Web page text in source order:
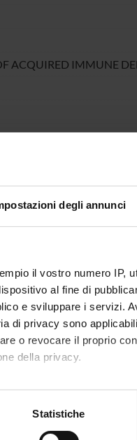
degli annunci
il vostro numero IP,
al fine di
e sviluppare i servizi.
di privacy sono
o revocare il proprio
della privacy.
un'approssimazione di
Statistiche
ACQUIRED IMMUNE
& Wilkins:530
EMAIL:
antibodyAIDS
neutralizing
anti-AIDS vaccine. We
to induce
of HIV-1.
jaids/Fulltext/
Rossolillo, Paola;